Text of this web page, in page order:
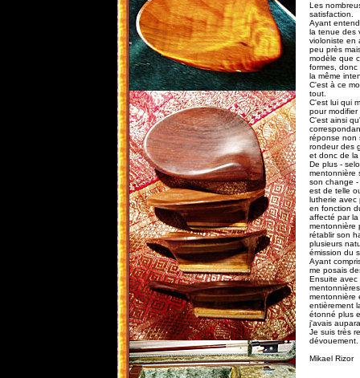
Les
satisfaction.
Ayant
la tenue des
violoniste en
peu près
modèle que
formes, donc
la même
C'est à ce
tout.
C'est lui qui
pour
C'est ainsi
réponse non
rondeur des
et donc de
De plus -
mentonnière
son change
est de telle
lutherie avec
en fonction
affecté par
mentonnière
rétablir son
plusieurs
émission du
Ayant
me posais
Ensuite avec
mentonnière
entièrement
étonné plus
j'avais
Je suis très
dévouement.
Mikael Rizor